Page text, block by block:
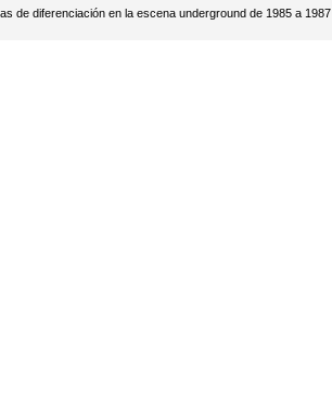
de diferenciación en la escena underground de 1985 a 1987